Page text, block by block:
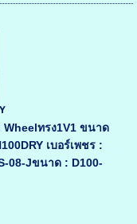
ทรง1V1 ขนาด
เบอร์เพชร :
08-Jขนาด : D100-